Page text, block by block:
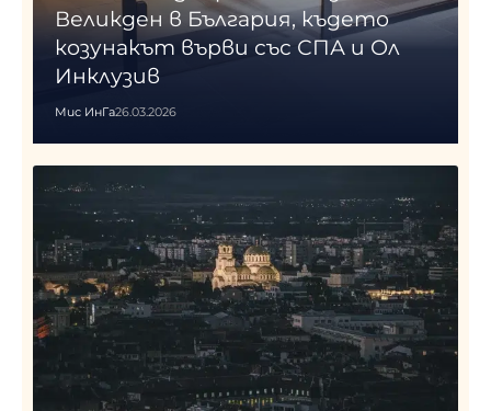
Великден в България, където
козунакът върви със СПА и Ол
Инклузив
Мис ИнГа26.03.2026